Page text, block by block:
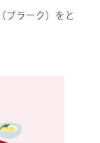
プラーク）をと